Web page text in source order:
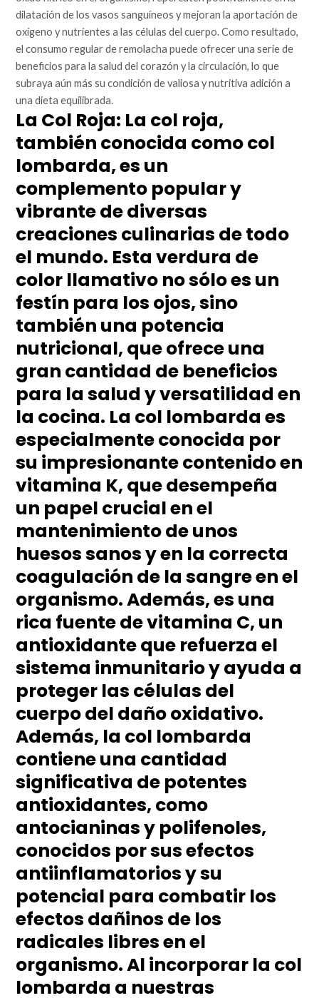
dilatación de los vasos sanguíneos y mejoran la aportación de
oxígeno y nutrientes a las células del cuerpo. Como resultado,
el consumo regular de remolacha puede ofrecer una serie de
beneficios para la salud del corazón y la circulación, lo que
subraya aún más su condición de valiosa y nutritiva adición a
una dieta equilibrada.
La Col Roja: La col roja,
también conocida como col
lombarda, es un
complemento popular y
vibrante de diversas
creaciones culinarias de todo
el mundo. Esta verdura de
color llamativo no sólo es un
festín para los ojos, sino
también una potencia
nutricional, que ofrece una
gran cantidad de beneficios
para la salud y versatilidad en
la cocina. La col lombarda es
especialmente conocida por
su impresionante contenido en
vitamina K, que desempeña
un papel crucial en el
mantenimiento de unos
huesos sanos y en la correcta
coagulación de la sangre en el
organismo. Además, es una
rica fuente de vitamina C, un
antioxidante que refuerza el
sistema inmunitario y ayuda a
proteger las células del
cuerpo del daño oxidativo.
Además, la col lombarda
contiene una cantidad
significativa de potentes
antioxidantes, como
antocianinas y polifenoles,
conocidos por sus efectos
antiinflamatorios y su
potencial para combatir los
efectos dañinos de los
radicales libres en el
organismo. Al incorporar la col
lombarda a nuestras